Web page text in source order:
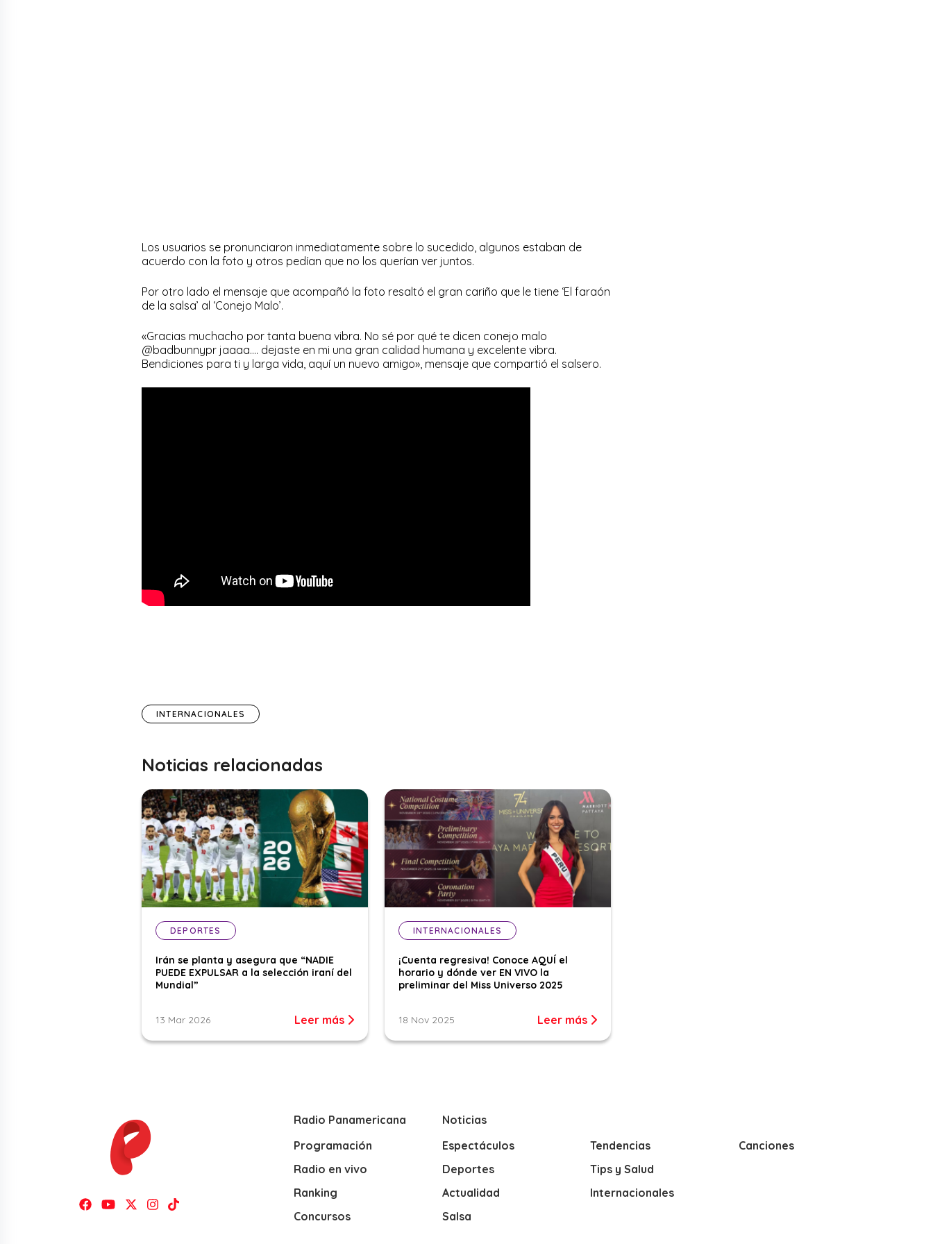
Los usuarios se pronunciaron inmediatamente sobre lo sucedido, algunos estaban de
acuerdo con la foto y otros pedían que no los querían ver juntos.
Por otro lado el mensaje que acompañó la foto resaltó el gran cariño que le tiene ‘El faraón
de la salsa’ al ‘Conejo Malo’.
«Gracias muchacho por tanta buena vibra. No sé por qué te dicen conejo malo
@badbunnypr jaaaa…. dejaste en mi una gran calidad humana y excelente vibra.
Bendiciones para ti y larga vida, aquí un nuevo amigo», mensaje que compartió el salsero.
INTERNACIONALES
Noticias relacionadas
DEPORTES
Irán se planta y asegura que “NADIE
PUEDE EXPULSAR a la selección iraní del
Mundial”
13 Mar 2026 Leer más
INTERNACIONALES
¡Cuenta regresiva! Conoce AQUÍ el
horario y dónde ver EN VIVO la
preliminar del Miss Universo 2025
18 Nov 2025 Leer más
Radio Panamericana
Programación
Radio en vivo
Ranking
Concursos
Noticias
Espectáculos
Deportes
Actualidad
Salsa
Tendencias
Tips y Salud
Internacionales
Canciones